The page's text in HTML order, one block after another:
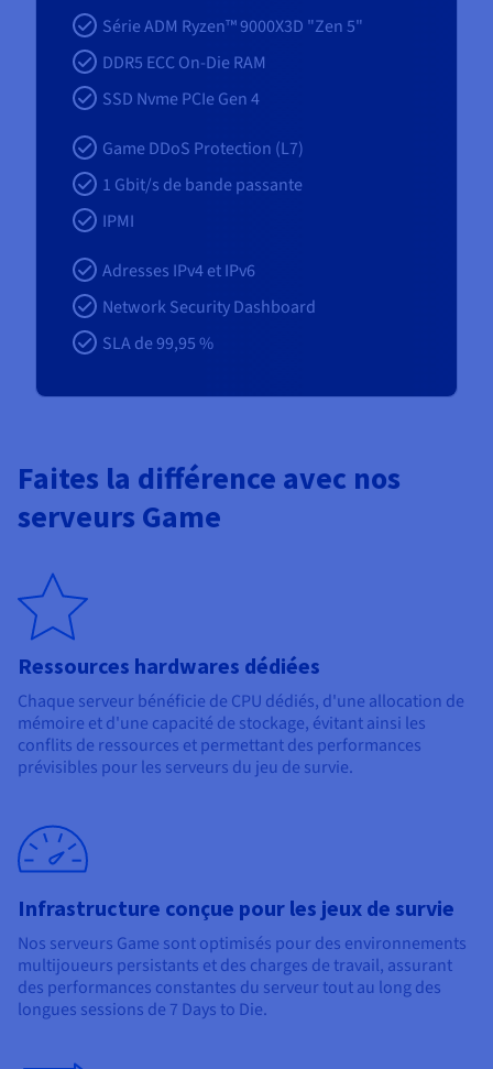
Série ADM Ryzen™ 9000X3D "Zen 5"
DDR5 ECC On-Die RAM
SSD Nvme PCIe Gen 4
Game DDoS Protection (L7)
1 Gbit/s de bande passante
IPMI
Adresses IPv4 et IPv6
Network Security Dashboard
SLA de 99,95 %
Faites la différence avec nos
serveurs Game
Infrastructure conçue pour les jeux de survie
Nos serveurs Game sont optimisés pour des environnements
multijoueurs persistants et des charges de travail, assurant
des performances constantes du serveur tout au long des
longues sessions de 7 Days to Die.
Ressources hardwares dédiées
Chaque serveur bénéficie de CPU dédiés, d'une allocation de
mémoire et d'une capacité de stockage, évitant ainsi les
conflits de ressources et permettant des performances
prévisibles pour les serveurs du jeu de survie.